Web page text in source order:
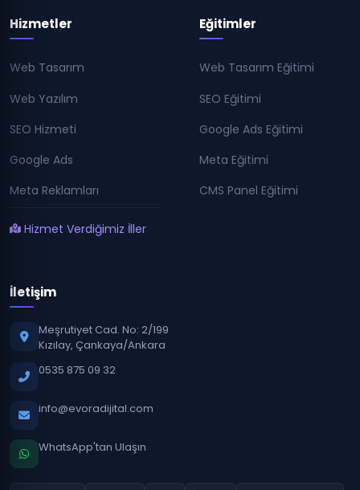
Hizmetler
Web Tasarım
Web Yazılım
SEO Hizmeti
Google Ads
Meta Reklamları
Hizmet Verdiğimiz İller
Eğitimler
Web Tasarım Eğitimi
SEO Eğitimi
Google Ads Eğitimi
Meta Eğitimi
CMS Panel Eğitimi
İletişim
Meşrutiyet Cad. No: 2/199
Kızılay, Çankaya/Ankara
0535 875 09 32
info@evoradijital.com
WhatsApp'tan Ulaşın